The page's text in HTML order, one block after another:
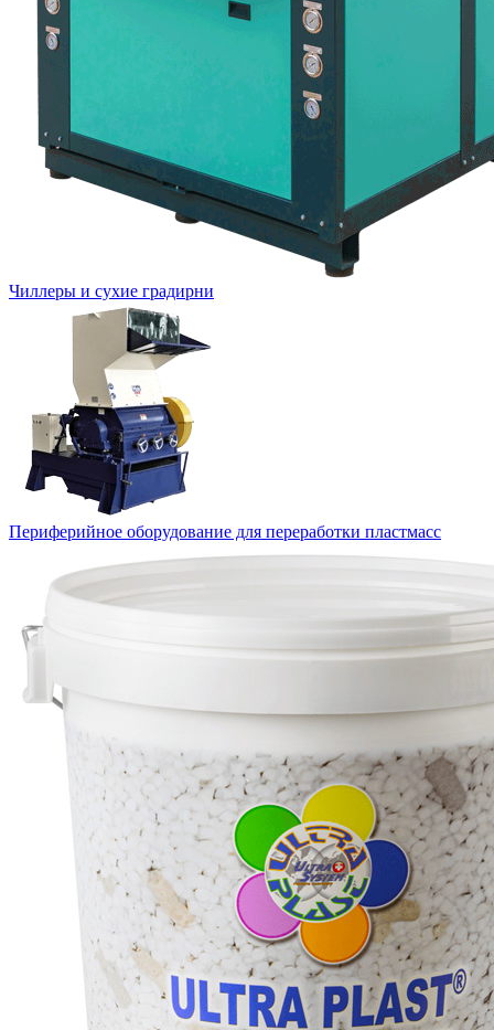
Чиллеры и сухие градирни
Периферийное оборудование для переработки пластмасс